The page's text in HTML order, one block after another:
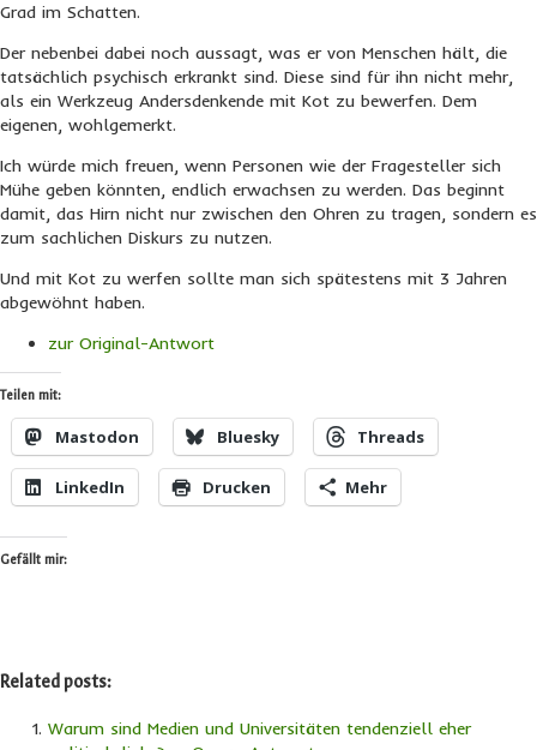
Grad im Schatten.
Der nebenbei dabei noch aussagt, was er von Menschen hält, die
tatsächlich psychisch erkrankt sind. Diese sind für ihn nicht mehr,
als ein Werkzeug Andersdenkende mit Kot zu bewerfen. Dem
eigenen, wohlgemerkt.
Ich würde mich freuen, wenn Personen wie der Fragesteller sich
Mühe geben könnten, endlich erwachsen zu werden. Das beginnt
damit, das Hirn nicht nur zwischen den Ohren zu tragen, sondern es
zum sachlichen Diskurs zu nutzen.
Und mit Kot zu werfen sollte man sich spätestens mit 3 Jahren
abgewöhnt haben.
zur Original-Antwort
Teilen mit:
Mastodon Bluesky Threads
LinkedIn Drucken Mehr
Gefällt mir:
Related posts:
Warum sind Medien und Universitäten tendenziell eher